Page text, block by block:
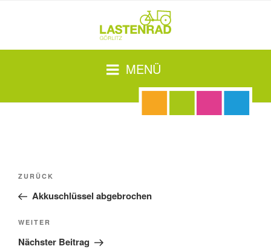
MENÜ
Beitragsnavigation
Vorheriger
Beitrag
ZURÜCK
Akkuschlüssel abgebrochen
Nächster
Beitrag
WEITER
Nächster Beitrag